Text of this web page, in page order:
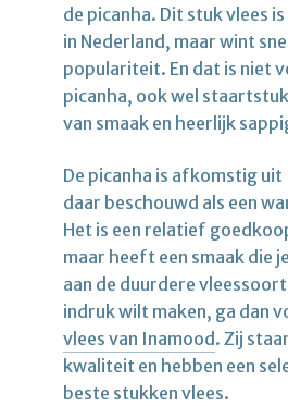
de picanha. Dit stuk vlees
in Nederland, maar wint
populariteit. En dat is niet
picanha, ook wel
van smaak en heerlijk
De picanha is afkomstig
daar beschouwd als een
Het is een relatief
maar heeft een smaak die
aan de duurdere
indruk wilt maken, ga dan
vlees van Inamood . Zij
kwaliteit en hebben een
beste stukken vlees.